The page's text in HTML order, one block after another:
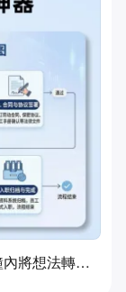
2026年7大最佳AI流程圖生成器：幾分鐘內將想法轉化為流程圖